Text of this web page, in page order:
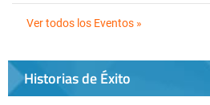
Ver todos los Eventos »
Historias de Éxito